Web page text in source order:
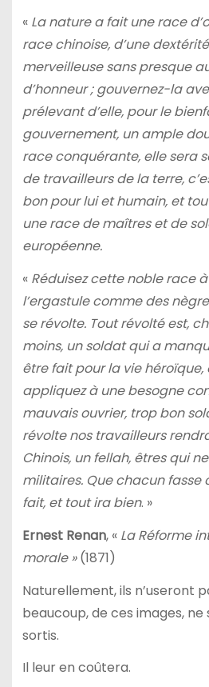
«La nature a fait une race
race chinoise, d’une
merveilleuse sans presque
d’honneur ; gouvernez-la
prélevant d’elle, pour le
gouvernement, un ample
race conquérante, elle sera
de travailleurs de la terre,
bon pour lui et humain, et
une race de maîtres et de
européenne.
«Réduisez cette noble race
l’ergastule comme des
se révolte. Tout révolté est,
moins, un soldat qui a
être fait pour la vie héroïque,
appliquez à une besogne
mauvais ouvrier, trop bon
révolte nos travailleurs
Chinois, un fellah, êtres qui
militaires. Que chacun fasse
fait, et tout ira bien. »
Ernest Renan, «La Réforme
morale »(1871)
Naturellement, ils n’useront
beaucoup, de ces images,
sortis.
Il leur en coûtera.